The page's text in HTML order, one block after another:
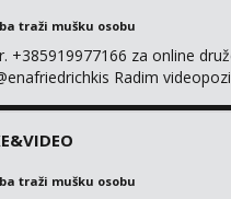
traži mušku osobu
+385919977166 za online
Radim
traži mušku osobu